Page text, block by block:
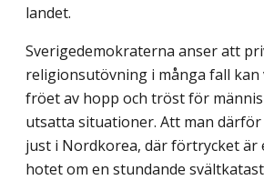
landet.
Sverigedemokraterna anser att
religionsutövning i många fall kan
fröet av hopp och tröst för
utsatta situationer. Att man
just i Nordkorea, där förtrycket är
hotet om en stundande